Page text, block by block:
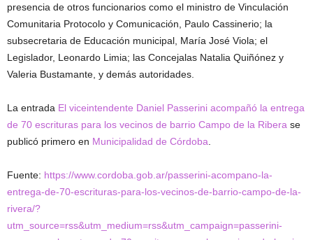
presencia de otros funcionarios como el ministro de Vinculación
Comunitaria Protocolo y Comunicación, Paulo Cassinerio; la
subsecretaria de Educación municipal, María José Viola; el
Legislador, Leonardo Limia; las Concejalas Natalia Quiñónez y
Valeria Bustamante, y demás autoridades.
La entrada El viceintendente Daniel Passerini acompañó la entrega
de 70 escrituras para los vecinos de barrio Campo de la Ribera se
publicó primero en Municipalidad de Córdoba
Fuente: https://www.cordoba.gob.ar/passerini-acompano-la-
entrega-de-70-escrituras-para-los-vecinos-de-barrio-campo-de-la-
rivera/?
utm_source=rss&utm_medium=rss&utm_campaign=passerini-